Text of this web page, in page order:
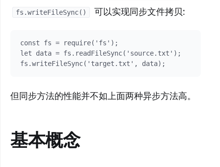
fs.writeFileSync() 可以实现同步文件拷贝:
const fs = require('fs');
let data = fs.readFileSync('source.txt');
fs.writeFileSync('target.txt', data);
但同步方法的性能并不如上面两种异步方法高。
基本概念